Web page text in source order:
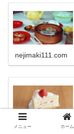
nejimaki111.com
メニュー ホーム